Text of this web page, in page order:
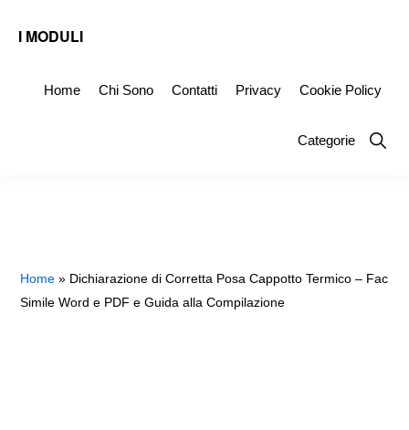
I MODULI
SimileHome Chi Sono Contatti Privacy Cookie Policy
Categorie
Show
Home » Dichiarazione di Corretta Posa Cappotto Termico – Fac
Simile Word e PDF e Guida alla Compilazione